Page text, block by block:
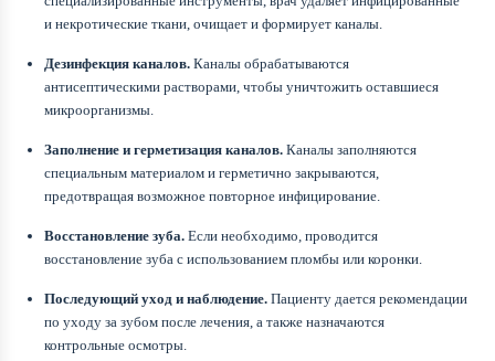
и некротические ткани, очищает и формирует каналы.
Дезинфекция каналов. Каналы обрабатываются
антисептическими растворами, чтобы уничтожить оставшиеся
микроорганизмы.
Заполнение и герметизация каналов. Каналы заполняются
специальным материалом и герметично закрываются,
предотвращая возможное повторное инфицирование.
Восстановление зуба. Если необходимо, проводится
восстановление зуба с использованием пломбы или коронки.
Последующий уход и наблюдение. Пациенту дается рекомендации
по уходу за зубом после лечения, а также назначаются
контрольные осмотры.